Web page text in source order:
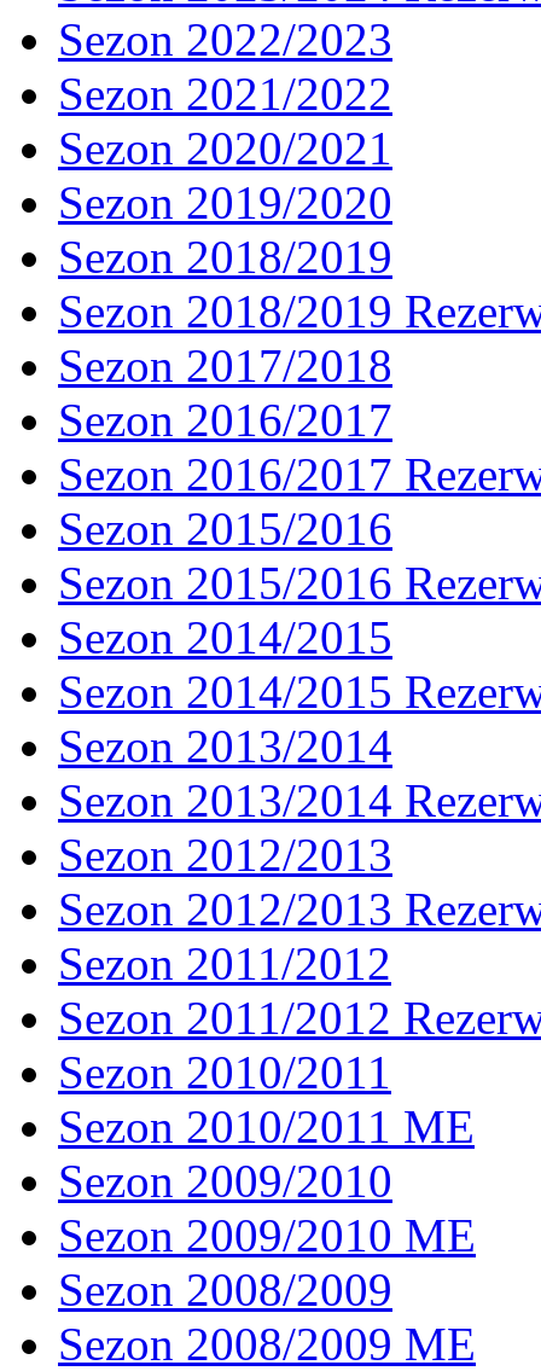
Sezon 2022/2023
Sezon 2021/2022
Sezon 2020/2021
Sezon 2019/2020
Sezon 2018/2019
Sezon 2018/2019
Sezon 2017/2018
Sezon 2016/2017
Sezon 2016/2017
Sezon 2015/2016
Sezon 2015/2016
Sezon 2014/2015
Sezon 2014/2015
Sezon 2013/2014
Sezon 2013/2014
Sezon 2012/2013
Sezon 2012/2013
Sezon 2011/2012
Sezon 2011/2012
Sezon 2010/2011
Sezon 2010/2011 ME
Sezon 2009/2010
Sezon 2009/2010 ME
Sezon 2008/2009
Sezon 2008/2009 ME